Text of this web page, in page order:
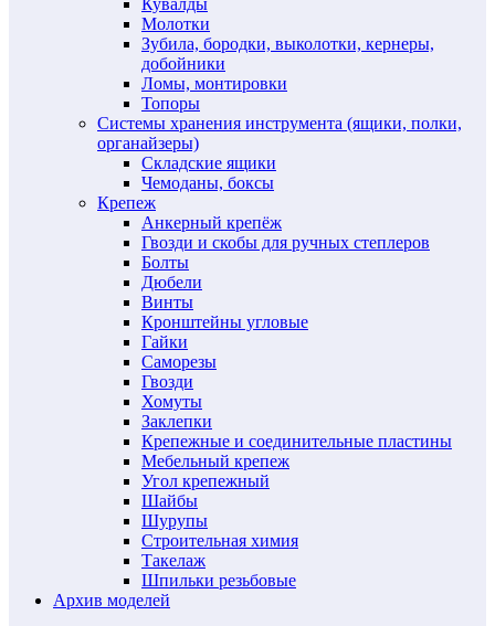
Молотки
Зубила, бородки, выколотки, кернеры,
добойники
Ломы, монтировки
Топоры
Системы хранения инструмента (ящики, полки,
органайзеры)
Складские ящики
Чемоданы, боксы
Крепеж
Анкерный крепёж
Гвозди и скобы для ручных степлеров
Болты
Дюбели
Винты
Кронштейны угловые
Гайки
Саморезы
Гвозди
Хомуты
Заклепки
Крепежные и соединительные пластины
Мебельный крепеж
Угол крепежный
Шайбы
Шурупы
Строительная химия
Такелаж
Шпильки резьбовые
Архив моделей